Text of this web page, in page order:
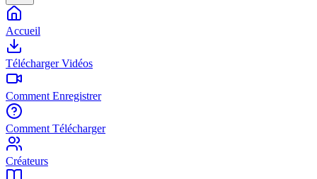
Accueil
Télécharger Vidéos
Comment Enregistrer
Comment Télécharger
Créateurs